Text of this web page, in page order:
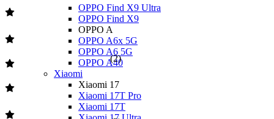
OPPO Find X9 Ultra
OPPO Find X9
OPPO A
OPPO A6x 5G
OPPO A6 5G
OPPO A40
Xiaomi
Xiaomi 17
Xiaomi 17T Pro
Xiaomi 17T
(2)